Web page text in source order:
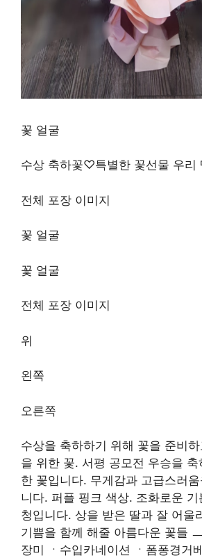
꽃 얼굴
수상 축하꽃♡특별한 꽃선물 우리
전체 포장 이미지
꽃 얼굴
꽃 얼굴
전체 포장 이미지
위
왼쪽
오른쪽
수상을 축하하기 위해 꽃을 준비
을 위한 꽃. 서평 공모전 우승을
한 꽃입니다. 무게감과 고급스러
니다. 퍼플 핑크 색상. 조화로운
청입니다. 상을 받은 딸과 잘 어울
기쁨을 함께 해줄 아름다운 꽃들
장미 ㆍ수입카네이션 ㆍ폼퐁경거